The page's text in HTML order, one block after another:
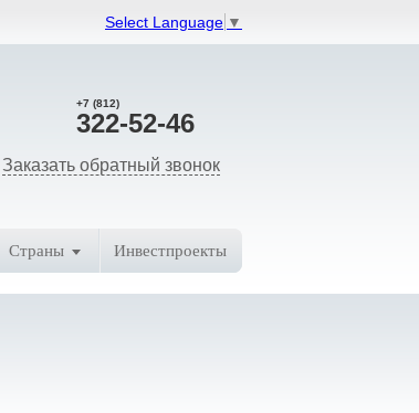
Select Language ▼
+7 (812)
322-52-46
Заказать обратный звонок
Страны Инвестпроекты